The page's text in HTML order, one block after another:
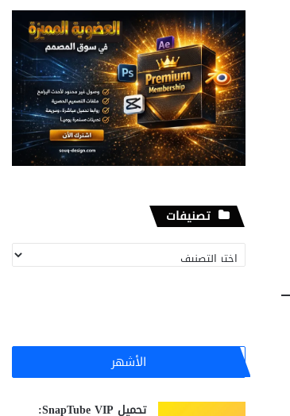
تصنيفات
تصنيفات
الأشهر
تحميل SnapTube VIP: